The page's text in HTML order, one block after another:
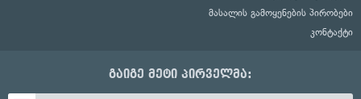
მასალის გამოყენების პირობები
კონტაქტი
გაიგე მეტი პირველმა: